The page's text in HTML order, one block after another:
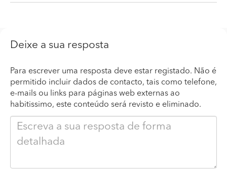
Deixe a sua resposta
Para escrever uma resposta deve estar registado. Não é
permitido incluir dados de contacto, tais como telefone,
e-mails ou links para páginas web externas ao
habitissimo, este conteúdo será revisto e eliminado.